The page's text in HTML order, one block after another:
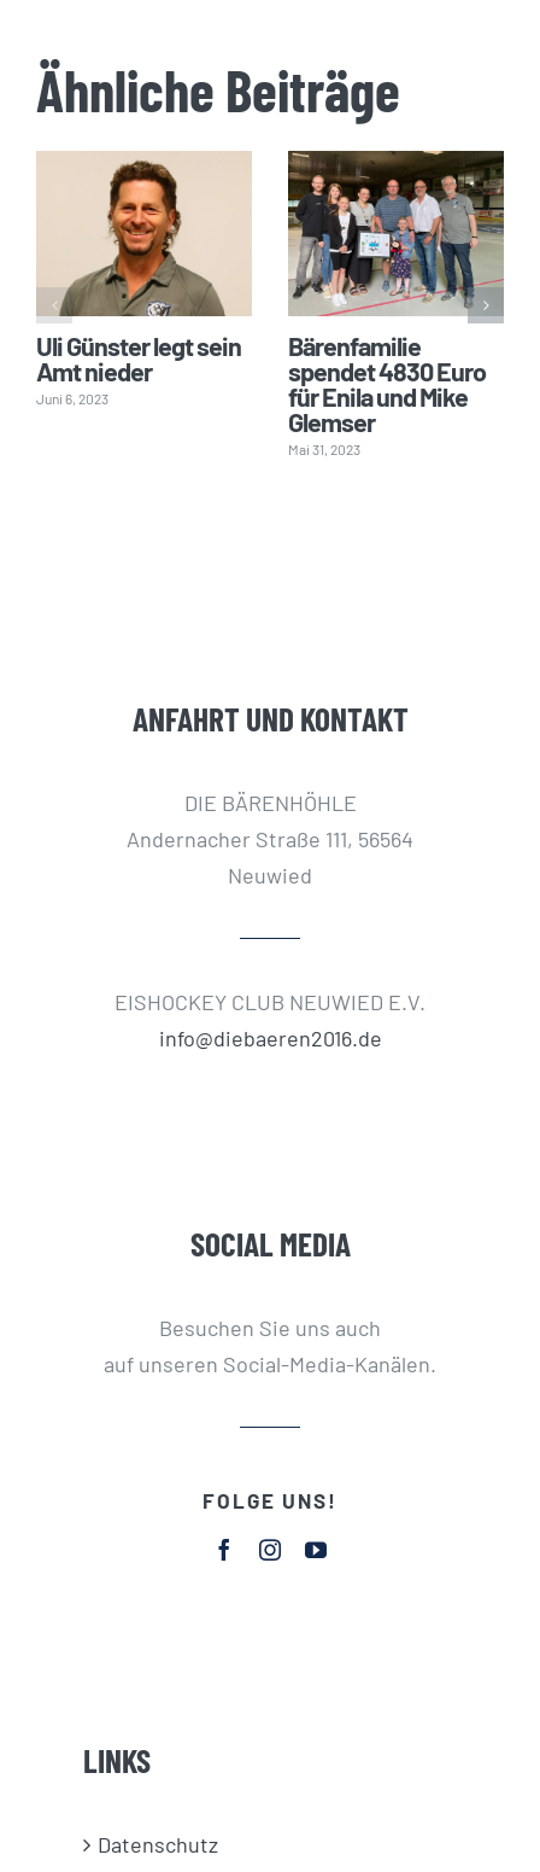
Ähnliche Beiträge
Uli Günster legt sein
Amt nieder
Juni 6, 2023
Bärenfamilie
spendet 4830 Euro
für Enila und Mike
Glemser
Mai 31, 2023
ANFAHRT UND KONTAKT
DIE BÄRENHÖHLE
Andernacher Straße 111, 56564
Neuwied
EISHOCKEY CLUB NEUWIED E.V.
info@diebaeren2016.de
SOCIAL MEDIA
Besuchen Sie uns auch
auf unseren Social-Media-Kanälen.
FOLGE UNS!
LINKS
Datenschutz